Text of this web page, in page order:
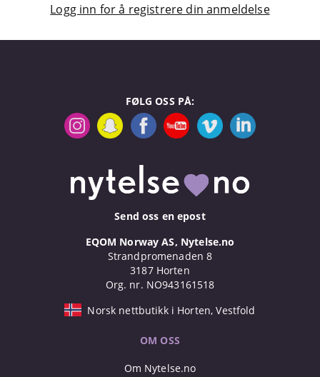
Logg inn for å registrere din anmeldelse
FØLG OSS PÅ:
Send oss en epost
EQOM Norway AS, Nytelse.no
Strandpromenaden 8
3187 Horten
Org. nr. NO943161518
Norsk nettbutikk i Horten, Vestfold
OM OSS
Om Nytelse.no